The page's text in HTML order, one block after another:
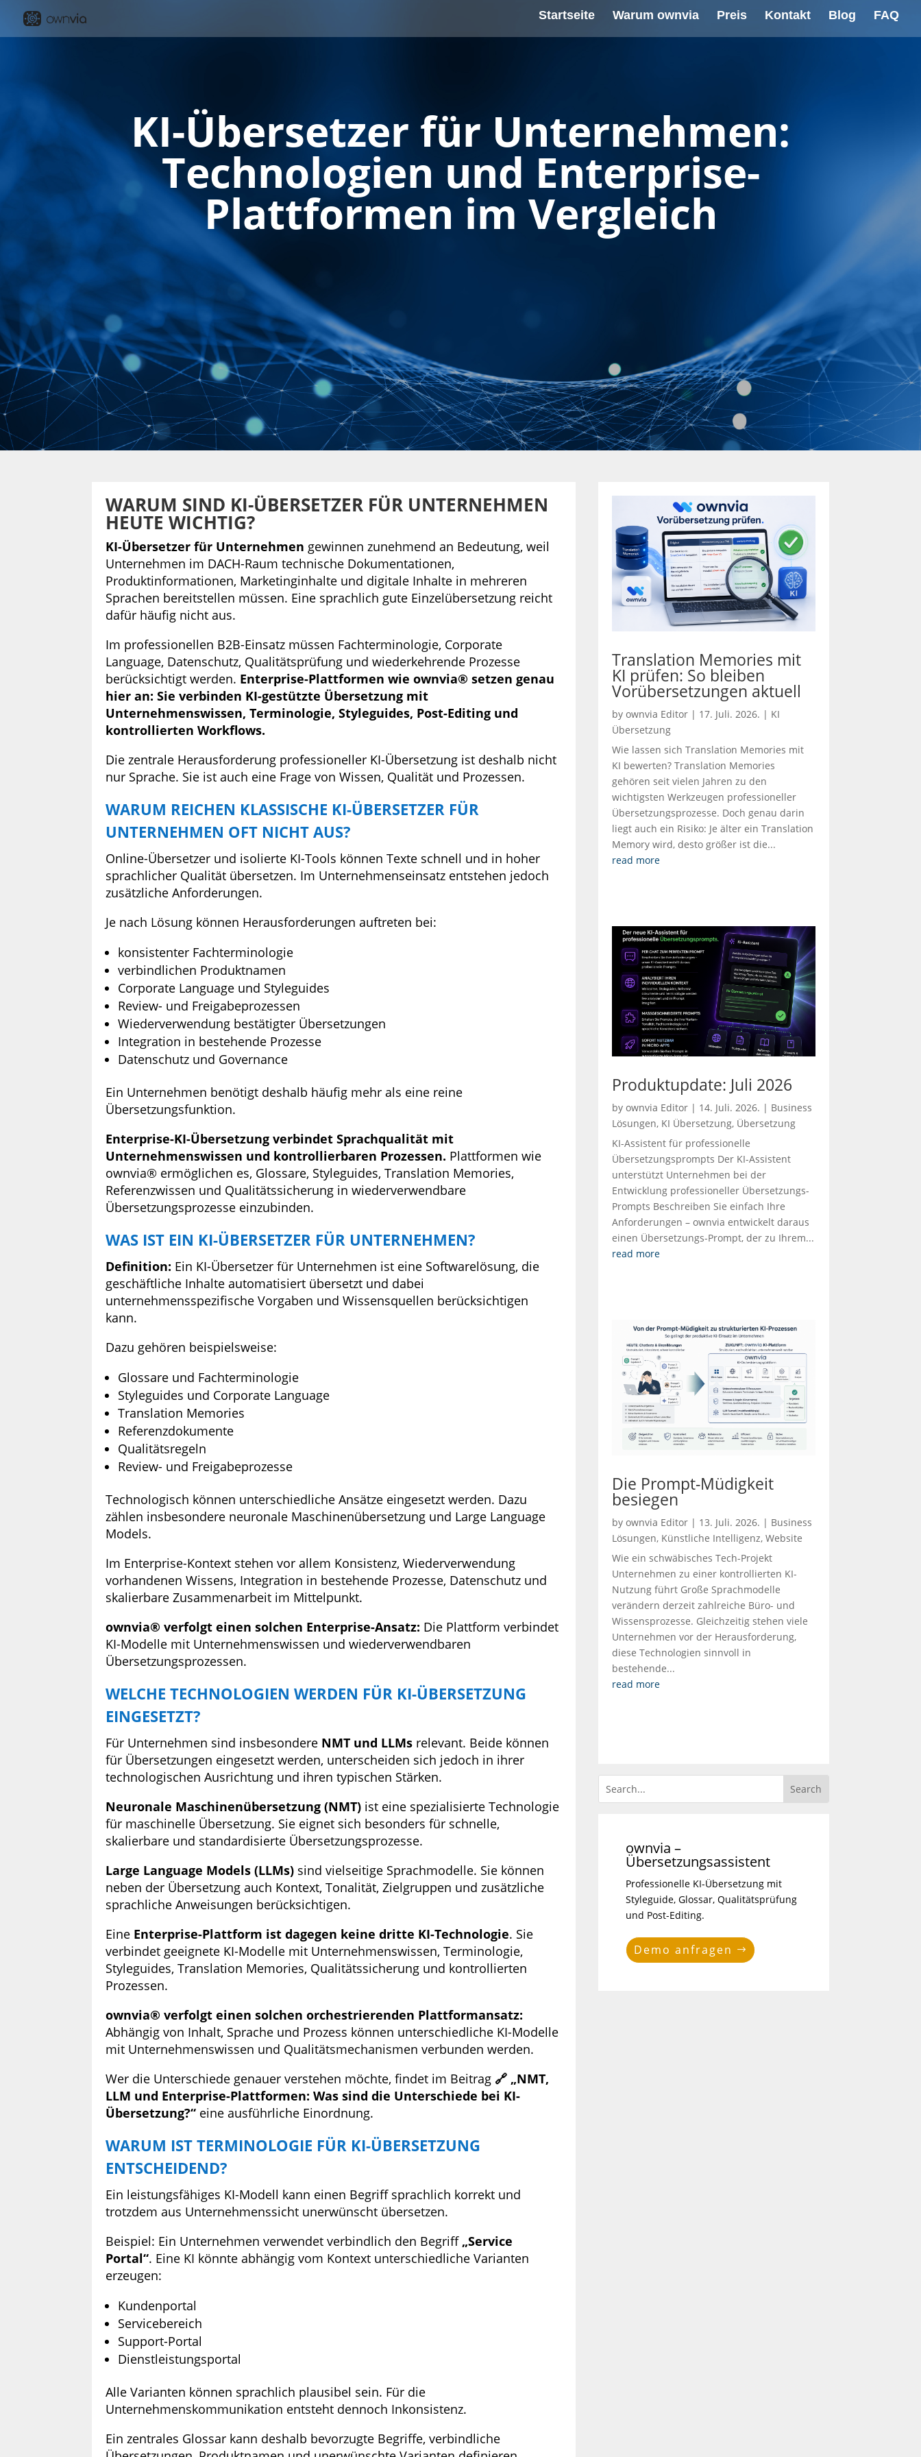
Startseite Warum ownvia Preis Kontakt Blog FAQ
KI-Übersetzer für Unternehmen:
Technologien und Enterprise-
Plattformen im Vergleich
WARUM SIND KI-ÜBERSETZER FÜR UNTERNEHMEN
HEUTE WICHTIG?
KI-Übersetzer für Unternehmen gewinnen zunehmend an Bedeutung, weil
Unternehmen im DACH-Raum technische Dokumentationen,
Produktinformationen, Marketinginhalte und digitale Inhalte in mehreren
Sprachen bereitstellen müssen. Eine sprachlich gute Einzelübersetzung reicht
dafür häufig nicht aus.
Im professionellen B2B-Einsatz müssen Fachterminologie, Corporate
Language, Datenschutz, Qualitätsprüfung und wiederkehrende Prozesse
berücksichtigt werden. Enterprise-Plattformen wie ownvia® setzen genau
hier an: Sie verbinden KI-gestützte Übersetzung mit
Unternehmenswissen, Terminologie, Styleguides, Post-Editing und
kontrollierten Workflows.
Die zentrale Herausforderung professioneller KI-Übersetzung ist deshalb nicht
nur Sprache. Sie ist auch eine Frage von Wissen, Qualität und Prozessen.
WARUM REICHEN KLASSISCHE KI-ÜBERSETZER FÜR
UNTERNEHMEN OFT NICHT AUS?
Online-Übersetzer und isolierte KI-Tools können Texte schnell und in hoher
sprachlicher Qualität übersetzen. Im Unternehmenseinsatz entstehen jedoch
zusätzliche Anforderungen.
Je nach Lösung können Herausforderungen auftreten bei:
konsistenter Fachterminologie
verbindlichen Produktnamen
Corporate Language und Styleguides
Review- und Freigabeprozessen
Wiederverwendung bestätigter Übersetzungen
Integration in bestehende Prozesse
Datenschutz und Governance
Ein Unternehmen benötigt deshalb häufig mehr als eine reine
Übersetzungsfunktion.
Enterprise-KI-Übersetzung verbindet Sprachqualität mit
Unternehmenswissen und kontrollierbaren Prozessen. Plattformen wie
ownvia® ermöglichen es, Glossare, Styleguides, Translation Memories,
Referenzwissen und Qualitätssicherung in wiederverwendbare
Übersetzungsprozesse einzubinden.
WAS IST EIN KI-ÜBERSETZER FÜR UNTERNEHMEN?
Definition: Ein KI-Übersetzer für Unternehmen ist eine Softwarelösung, die
geschäftliche Inhalte automatisiert übersetzt und dabei
unternehmensspezifische Vorgaben und Wissensquellen berücksichtigen
kann.
Dazu gehören beispielsweise:
Glossare und Fachterminologie
Styleguides und Corporate Language
Translation Memories
Referenzdokumente
Qualitätsregeln
Review- und Freigabeprozesse
Technologisch können unterschiedliche Ansätze eingesetzt werden. Dazu
zählen insbesondere neuronale Maschinenübersetzung und Large Language
Models.
Im Enterprise-Kontext stehen vor allem Konsistenz, Wiederverwendung
vorhandenen Wissens, Integration in bestehende Prozesse, Datenschutz und
skalierbare Zusammenarbeit im Mittelpunkt.
ownvia® verfolgt einen solchen Enterprise-Ansatz: Die Plattform verbindet
KI-Modelle mit Unternehmenswissen und wiederverwendbaren
Übersetzungsprozessen.
WELCHE TECHNOLOGIEN WERDEN FÜR KI-ÜBERSETZUNG
EINGESETZT?
Für Unternehmen sind insbesondere NMT und LLMs relevant. Beide können
für Übersetzungen eingesetzt werden, unterscheiden sich jedoch in ihrer
technologischen Ausrichtung und ihren typischen Stärken.
Neuronale Maschinenübersetzung (NMT) ist eine spezialisierte Technologie
für maschinelle Übersetzung. Sie eignet sich besonders für schnelle,
skalierbare und standardisierte Übersetzungsprozesse.
Large Language Models (LLMs) sind vielseitige Sprachmodelle. Sie können
neben der Übersetzung auch Kontext, Tonalität, Zielgruppen und zusätzliche
sprachliche Anweisungen berücksichtigen.
Eine Enterprise-Plattform ist dagegen keine dritte KI-Technologie. Sie
verbindet geeignete KI-Modelle mit Unternehmenswissen, Terminologie,
Styleguides, Translation Memories, Qualitätssicherung und kontrollierten
Prozessen.
ownvia® verfolgt einen solchen orchestrierenden Plattformansatz:
Abhängig von Inhalt, Sprache und Prozess können unterschiedliche KI-Modelle
mit Unternehmenswissen und Qualitätsmechanismen verbunden werden.
Wer die Unterschiede genauer verstehen möchte, findet im Beitrag 🔗 „NMT,
LLM und Enterprise-Plattformen: Was sind die Unterschiede bei KI-
Übersetzung?“ eine ausführliche Einordnung.
WARUM IST TERMINOLOGIE FÜR KI-ÜBERSETZUNG
ENTSCHEIDEND?
Ein leistungsfähiges KI-Modell kann einen Begriff sprachlich korrekt und
trotzdem aus Unternehmenssicht unerwünscht übersetzen.
Beispiel: Ein Unternehmen verwendet verbindlich den Begriff „Service
Portal“. Eine KI könnte abhängig vom Kontext unterschiedliche Varianten
erzeugen:
Kundenportal
Servicebereich
Support-Portal
Dienstleistungsportal
Alle Varianten können sprachlich plausibel sein. Für die
Unternehmenskommunikation entsteht dennoch Inkonsistenz.
Ein zentrales Glossar kann deshalb bevorzugte Begriffe, verbindliche
Translation Memories mit
KI prüfen: So bleiben
Vorübersetzungen aktuell
by ownvia Editor| 17. Juli. 2026. | KI
Übersetzung
Wie lassen sich Translation Memories mit
KI bewerten? Translation Memories
gehören seit vielen Jahren zu den
wichtigsten Werkzeugen professioneller
Übersetzungsprozesse. Doch genau darin
liegt auch ein Risiko: Je älter ein Translation
Memory wird, desto größer ist die...
read more
Produktupdate: Juli 2026
by ownvia Editor| 14. Juli. 2026. | Business
Lösungen, KI Übersetzung, Übersetzung
KI-Assistent für professionelle
Übersetzungsprompts Der KI-Assistent
unterstützt Unternehmen bei der
Entwicklung professioneller Übersetzungs-
Prompts Beschreiben Sie einfach Ihre
Anforderungen – ownvia entwickelt daraus
einen Übersetzungs-Prompt, der zu Ihrem...
read more
Die Prompt-Müdigkeit
besiegen
by ownvia Editor| 13. Juli. 2026. | Business
Lösungen, Künstliche Intelligenz, Website
Wie ein schwäbisches Tech-Projekt
Unternehmen zu einer kontrollierten KI-
Nutzung führt Große Sprachmodelle
verändern derzeit zahlreiche Büro- und
Wissensprozesse. Gleichzeitig stehen viele
Unternehmen vor der Herausforderung,
diese Technologien sinnvoll in
bestehende...
read more
ownvia –
Übersetzungsassistent
Professionelle KI-Übersetzung mit
Styleguide, Glossar, Qualitätsprüfung
und Post-Editing.
Demo anfragen